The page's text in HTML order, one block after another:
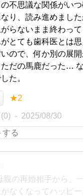
不思議な関係がい
り、読み進めまし
らないまま終わって
とても歯科医とは思
ので、何か別の展
だの馬鹿だった…
た。
★2
2025/08/30
親の再婚相手から、
なくなってハッピ